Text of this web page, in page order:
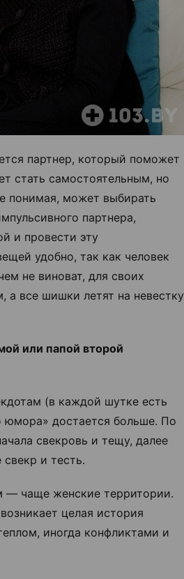
партнер, который поможет
стать самостоятельным, но
понимая, может выбирать
партнера,
и провести эту
удобно, так как человек
не виноват, для своих
все шишки летят на невестку
или папой второй
(в каждой шутке есть
юмора» достается больше. По
свекровь и тещу, далее
и тесть.
— чаще женские территории.
целая история
иногда конфликтами и